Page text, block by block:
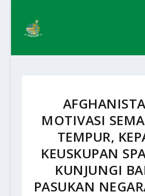
MOTIVASI
TEMPUR,
KEUSKUPAN
KUNJUNGI
PASUKAN